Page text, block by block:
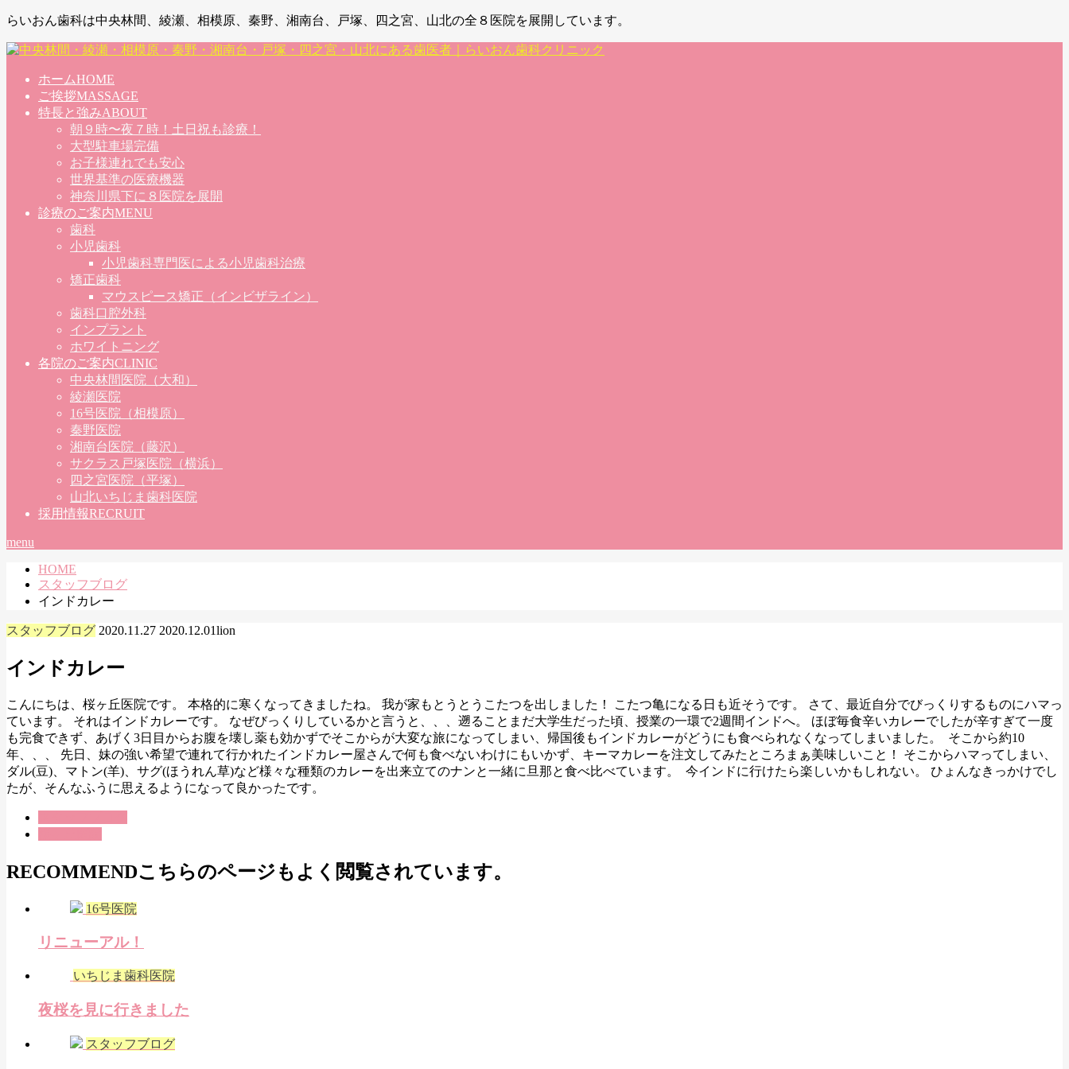
らいおん歯科は中央林間、綾瀬、相模原、秦野、湘南台、戸塚、四之宮、山北の全８医院を展開しています。
ホームHOME
ご挨拶MASSAGE
特長と強みABOUT
朝９時〜夜７時！土日祝も診療！
大型駐車場完備
お子様連れでも安心
世界基準の医療機器
神奈川県下に８医院を展開
診療のご案内MENU
歯科
小児歯科
小児歯科専門医による小児歯科治療
矯正歯科
マウスピース矯正（インビザライン）
歯科口腔外科
インプラント
ホワイトニング
各院のご案内CLINIC
中央林間医院（大和）
綾瀬医院
16号医院（相模原）
秦野医院
湘南台医院（藤沢）
サクラス戸塚医院（横浜）
四之宮医院（平塚）
山北いちじま歯科医院
採用情報RECRUIT
menu
HOME
スタッフブログ
インドカレー
スタッフブログ 2020.11.27 2020.12.01lion
インドカレー
こんにちは、桜ヶ丘医院です。 本格的に寒くなってきましたね。 我が家もとうとうこたつを出しました！ こたつ亀になる日も近そうです。 さて、最近自分でびっくりするものにハマっ
ています。 それはインドカレーです。 なぜびっくりしているかと言うと、、、遡ることまだ大学生だった頃、授業の一環で2週間インドへ。 ほぼ毎食辛いカレーでしたが辛すぎて一度
も完食できず、あげく3日目からお腹を壊し薬も効かずでそこからが大変な旅になってしまい、帰国後もインドカレーがどうにも食べられなくなってしまいました。
そこから約10
年、、、 先日、妹の強い希望で連れて行かれたインドカレー屋さんで何も食べないわけにもいかず、キーマカレーを注文してみたところまぁ美味しいこと！ そこからハマってしまい、
ダル(豆)、マトン(羊)、サグ(ほうれん草)など様々な種類のカレーを出来立てのナンと一緒に旦那と食べ比べています。
今インドに行けたら楽しいかもしれない。 ひょんなきっかけでし
たが、そんなふうに思えるようになって良かったです。
RECOMMENDこちらのページもよく閲覧されています。
16号医院
リニューアル！
いちじま歯科医院
夜桜を見に行きました
スタッフブログ